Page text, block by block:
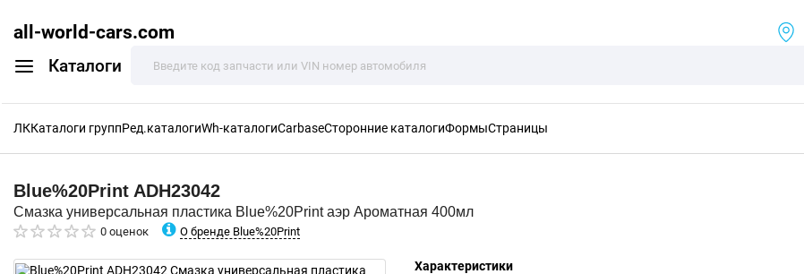
all-world-cars.com
Каталоги
ЛККаталоги группРед.каталогиWh-каталогиCarbaseСторонние каталогиФормыСтраницы
Blue%20Print ADH23042
Смазка универсальная пластика Blue%20Print аэр Ароматная 400мл
0 оценок О бренде Blue%20Print
Характеристики